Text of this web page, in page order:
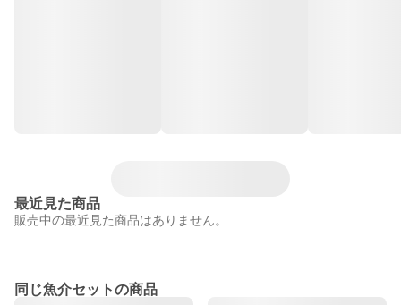
最近見た商品
販売中の最近見た商品はありません。
同じ魚介セットの商品